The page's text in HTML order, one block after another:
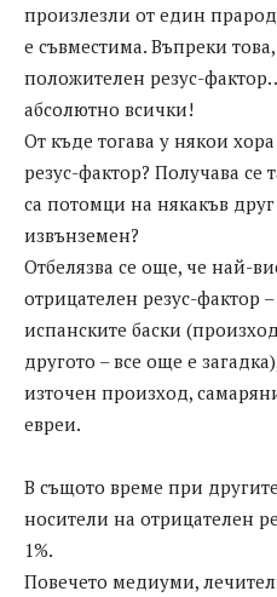
произлезли от един
е съвместима. Въпреки
положителен резус-
абсолютно всички!
От къде тогава у някои
резус-фактор? Получава се
са потомци на някакъв
извънземен?
Отбелязва се още, че най-
отрицателен резус-фактор
испанските баски
другото – все още е
източен произход,
евреи.
В същото време при
носители на отрицателен
1%.
Повечето медиуми,